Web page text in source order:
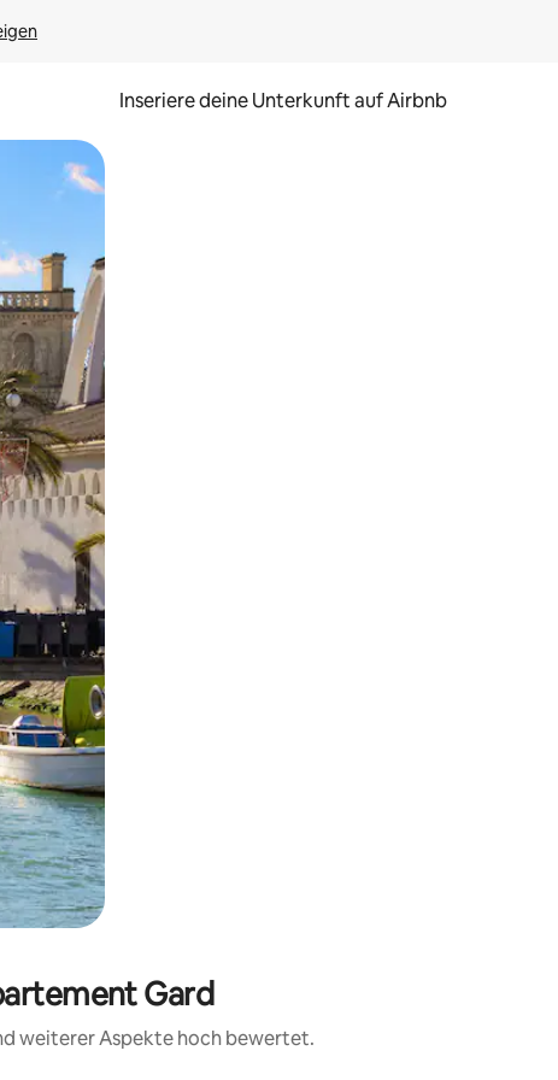
Inseriere deine Unterkunft auf Airbnb
Berühren oder Wischgesten.
Gard
weiterer Aspekte hoch bewertet.